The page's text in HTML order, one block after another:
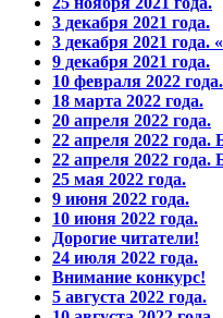
3 декабря 2021 года.
3 декабря 2021
9 декабря 2021 года.
10 февраля 2022 года.
18 марта 2022 года.
20 апреля 2022 года.
22 апреля 2022 года.
22 апреля 2022 года.
25 мая 2022 года.
9 июня 2022 года.
10 июня 2022 года.
Дорогие читатели!
24 июля 2022 года.
Внимание конкурс!
5 августа 2022 года.